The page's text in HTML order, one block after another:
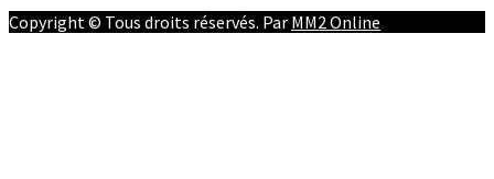
Copyright © Tous droits réservés. Par MM2 Online